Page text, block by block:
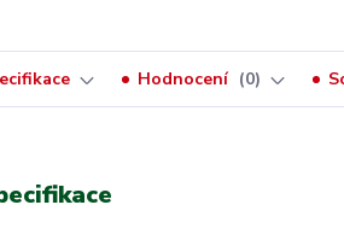
Hodnocení 0